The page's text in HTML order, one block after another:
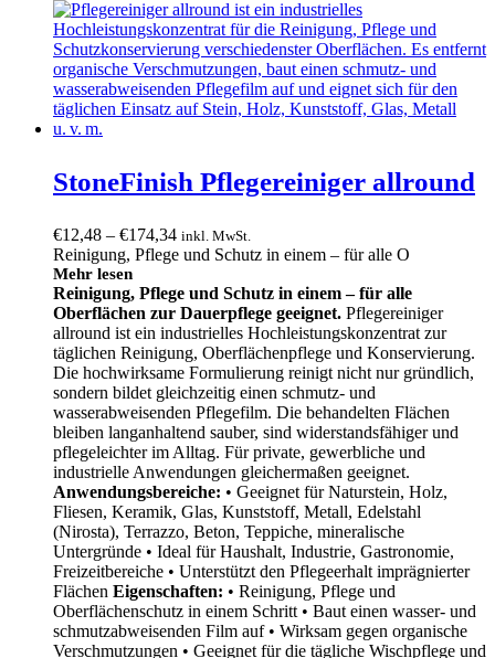
StoneFinish Pflegereiniger allround
€12,48 – €174,34Preisspanne:
€12,48
€174,34
inkl. MwSt.
Reinigung, Pflege und Schutz in einem – für alle O
Mehr lesen
Reinigung, Pflege und Schutz in einem – für alle
Oberflächen zur Dauerpflege geeignet. Pflegereiniger
allround ist ein industrielles Hochleistungskonzentrat zur
täglichen Reinigung, Oberflächenpflege und Konservierung.
Die hochwirksame Formulierung reinigt nicht nur gründlich,
sondern bildet gleichzeitig einen schmutz- und
wasserabweisenden Pflegefilm. Die behandelten Flächen
bleiben langanhaltend sauber, sind widerstandsfähiger und
pflegeleichter im Alltag. Für private, gewerbliche und
industrielle Anwendungen gleichermaßen geeignet.
Anwendungsbereiche: • Geeignet für Naturstein, Holz,
Fliesen, Keramik, Glas, Kunststoff, Metall, Edelstahl
(Nirosta), Terrazzo, Beton, Teppiche, mineralische
Untergründe • Ideal für Haushalt, Industrie, Gastronomie,
Freizeitbereiche • Unterstützt den Pflegeerhalt imprägnierter
Flächen Eigenschaften: • Reinigung, Pflege und
Oberflächenschutz in einem Schritt • Baut einen wasser- und
schmutzabweisenden Film auf • Wirksam gegen organische
Verschmutzungen • Geeignet für die tägliche Wischpflege und